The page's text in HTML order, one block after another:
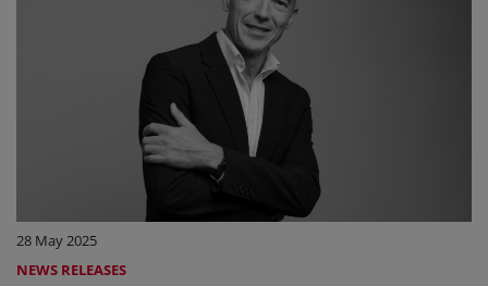
28 May 2025
NEWS RELEASES